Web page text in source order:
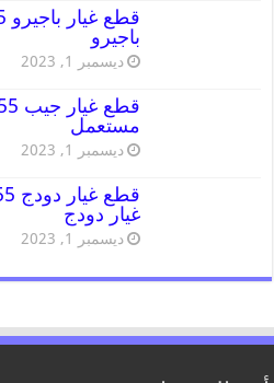
باجيرو
ديسمبر 1, 2023
مستعمل
ديسمبر 1, 2023
غيار دودج
ديسمبر 1, 2023